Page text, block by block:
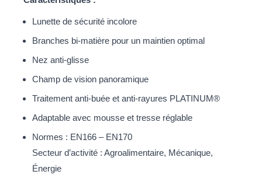
Lunette de sécurité incolore
Branches bi-matière pour un maintien optimal
Nez anti-glisse
Champ de vision panoramique
Traitement anti-buée et anti-rayures PLATINUM®
Adaptable avec mousse et tresse réglable
Normes : EN166 – EN170
Secteur d’activité : Agroalimentaire, Mécanique,
Énergie